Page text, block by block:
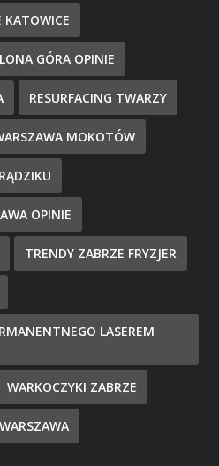
KATOWICE
GÓRA OPINIE
RESURFACING TWARZY
MOKOTÓW
OPINIE
TRENDY ZABRZE FRYZJER
LASEREM
WARKOCZYKI ZABRZE